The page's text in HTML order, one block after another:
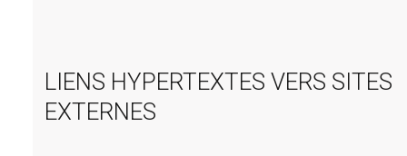
LIENS HYPERTEXTES VERS SITES
EXTERNES